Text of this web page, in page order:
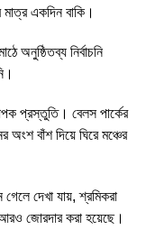
একদিন বাকি।
অনুষ্ঠিতব্য নির্বাচনি
প্রস্তুতি। বেলস পার্কের
অংশ বাঁশ দিয়ে ঘিরে মঞ্চের
গেলে দেখা যায়, শ্রমিকরা
জোরদার করা হয়েছে।